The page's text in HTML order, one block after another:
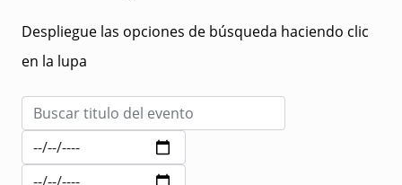
Despliegue las opciones de búsqueda haciendo clic
en la lupa